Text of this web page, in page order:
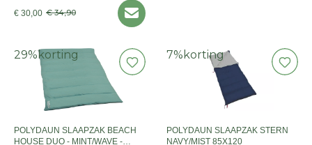
€ 30,00 € 34,90
29%korting
POLYDAUN SLAAPZAK BEACH
HOUSE DUO - MINT/WAVE -
7% korting
POLYDAUN SLAAPZAK STERN
NAVY/MIST 85X120